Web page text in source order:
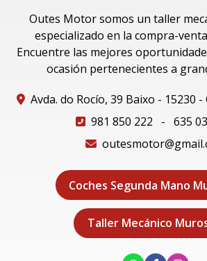
Outes Motor somos un taller
especializado en la compra-
Encuentre las mejores
ocasión pertenecientes a
Avda. do Rocío, 39 Baixo - 15230
981 850 222
- 635
Coches Segunda Mano
Taller Mecánico